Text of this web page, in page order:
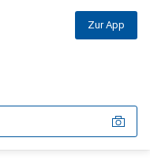
Zur App